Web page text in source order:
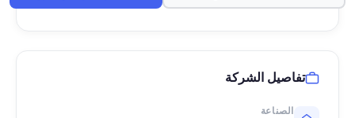
تفاصيل الشركة
الصناعة